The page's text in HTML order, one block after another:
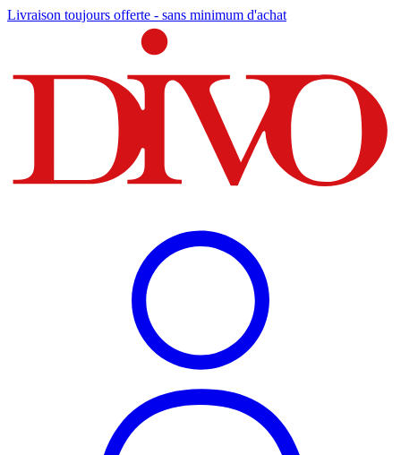
Livraison toujours offerte - sans minimum d'achat